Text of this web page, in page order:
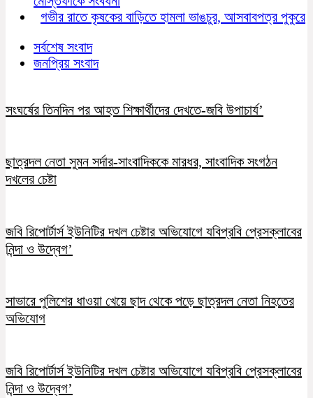
গভীর রাতে কৃষকের বাড়িতে হামলা ভাঙচুর, আসবাবপত্র পুকুরে
সর্বশেষ সংবাদ
জনপ্রিয় সংবাদ
সংঘর্ষের তিনদিন পর আহত শিক্ষার্থীদের দেখতে-জবি উপাচার্য’
ছাত্রদল নেতা সুমন সর্দার-সাংবাদিককে মারধর, সাংবাদিক সংগঠন
দখলের চেষ্টা
জবি রিপোর্টার্স ইউনিটির দখল চেষ্টার অভিযোগে যবিপ্রবি প্রেসক্লাবের
নিন্দা ও উদ্বেগ’
সাভারে পুলিশের ধাওয়া খেয়ে ছাদ থেকে পড়ে ছাত্রদল নেতা নিহতের
অভিযোগ
জবি রিপোর্টার্স ইউনিটির দখল চেষ্টার অভিযোগে যবিপ্রবি প্রেসক্লাবের
নিন্দা ও উদ্বেগ’